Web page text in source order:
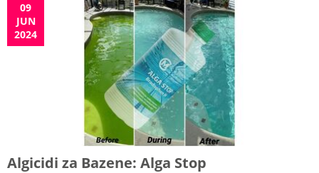
09
JUN
2024
Algicidi za Bazene: Alga Stop